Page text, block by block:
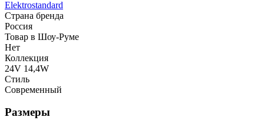
Elektrostandard
Страна бренда
Россия
Товар в Шоу-Руме
Нет
Коллекция
24V 14,4W
Стиль
Современный
Размеры